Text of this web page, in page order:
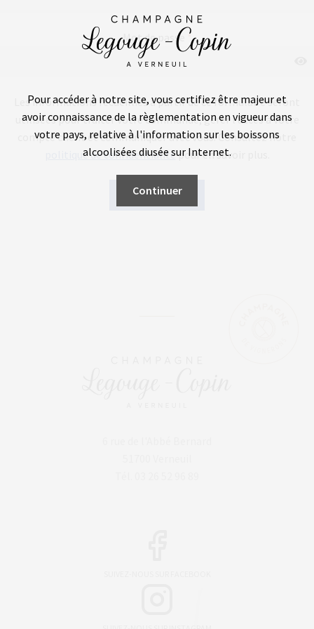
Mot de passe *
Les informations recueillies à partir de ce formulaire seront
utilisées pour traiter votre commande, gérer l’accès à votre
compte client et communiquer avec vous. Consultez notre
politique de confidentialitépour en savoir plus.
S’enregistrer
Pour accéder à notre site, vous certifiez être majeur et
avoir connaissance de la règlementation en vigueur dans
votre pays, relative à l'information sur les boissons
alcoolisées diffusée sur Internet.
Continuer